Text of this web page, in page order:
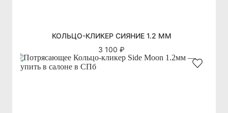
КОЛЬЦО-КЛИКЕР СИЯНИЕ 1.2 ММ
3 100 ₽